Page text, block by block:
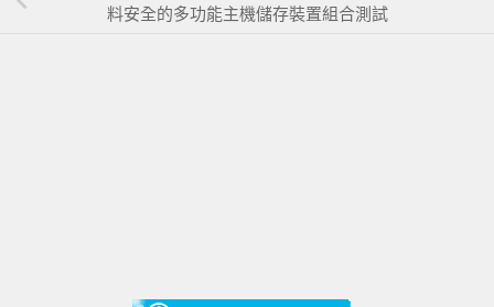
料安全的多功能主機儲存裝置組合測試